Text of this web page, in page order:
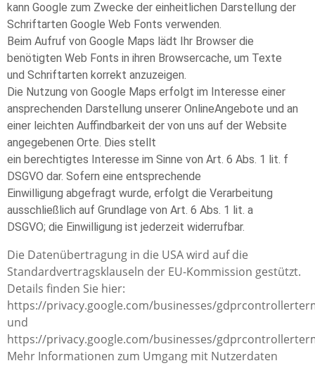
kann Google zum Zwecke der einheitlichen Darstellung der
Schriftarten Google Web Fonts verwenden.
Beim Aufruf von Google Maps lädt Ihr Browser die
benötigten Web Fonts in ihren Browsercache, um Texte
und Schriftarten korrekt anzuzeigen.
Die Nutzung von Google Maps erfolgt im Interesse einer
ansprechenden Darstellung unserer OnlineAngebote und an
einer leichten Auffindbarkeit der von uns auf der Website
angegebenen Orte. Dies stellt
ein berechtigtes Interesse im Sinne von Art. 6 Abs. 1 lit. f
DSGVO dar. Sofern eine entsprechende
Einwilligung abgefragt wurde, erfolgt die Verarbeitung
ausschließlich auf Grundlage von Art. 6 Abs. 1 lit. a
DSGVO; die Einwilligung ist jederzeit widerrufbar.
Die Datenübertragung in die USA wird auf die
Standardvertragsklauseln der EU-Kommission gestützt.
Details finden Sie hier:
https://privacy.google.com/businesses/
und
https://privacy.google.com/businesses/
Mehr Informationen zum Umgang mit Nutzerdaten